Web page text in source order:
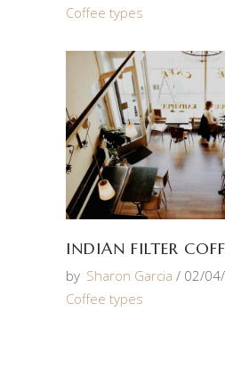
Coffee types
INDIAN FILTER
by Sharon Garcia
02/
Coffee types